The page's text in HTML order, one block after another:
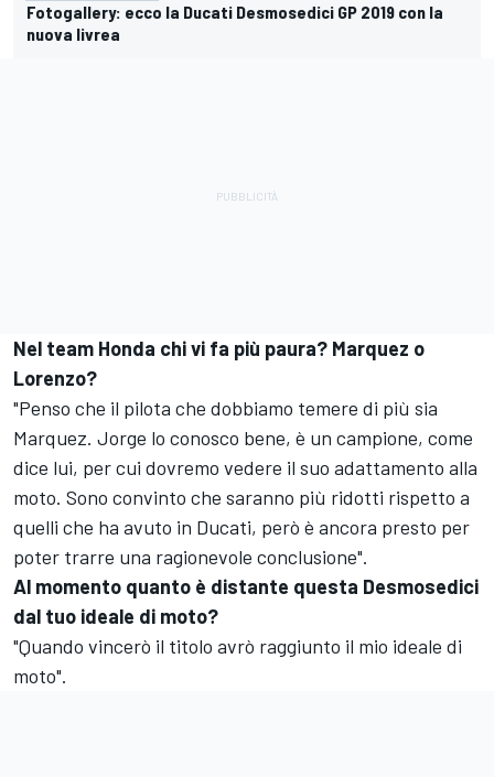
Fotogallery: ecco la Ducati Desmosedici GP 2019 con la
nuova livrea
Nel team Honda chi vi fa più paura? Marquez o
Lorenzo?
"Penso che il pilota che dobbiamo temere di più sia
Marquez. Jorge lo conosco bene, è un campione, come
dice lui, per cui dovremo vedere il suo adattamento alla
moto. Sono convinto che saranno più ridotti rispetto a
quelli che ha avuto in Ducati, però è ancora presto per
poter trarre una ragionevole conclusione".
Al momento quanto è distante questa Desmosedici
dal tuo ideale di moto?
"Quando vincerò il titolo avrò raggiunto il mio ideale di
moto".